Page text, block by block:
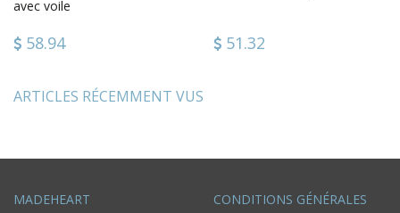
avec voile
58.94 51.32
ARTICLES RÉCEMMENT VUS
MADEHEART CONDITIONS GÉNÉRALES